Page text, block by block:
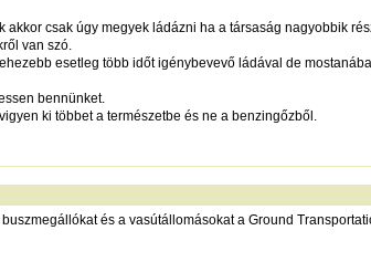
akkor csak úgy megyek ládázni ha a társaság nagyobbik
van szó.
esetleg több időt igénybevevő ládával de
bennünket.
ki többet a természetbe és ne a benzingőzből.
és a vasútállomásokat a Ground